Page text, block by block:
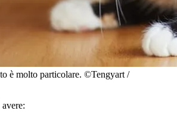
è molto particolare. ©Tengyart /